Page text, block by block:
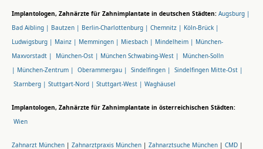
Implantologen, Zahnärzte für Zahnimplantate in deutschen Städten: Augsburg |
Bad Aibling | Bautzen | Berlin-Charlottenburg | Chemnitz | Köln-Brück |
Ludwigsburg | Mainz | Memmingen | Miesbach | Mindelheim | München-
Maxvorstadt |
München-Ost | München Schwabing-West |
München-Solln
| München-Zentrum | Oberammergau | Sindelfingen | Sindelfingen Mitte-Ost |
Starnberg | Stuttgart-Nord | Stuttgart-West | Waghäusel
Implantologen, Zahnärzte für Zahnimplantate in österreichischen Städten:
Wien
Zahnarzt München | Zahnarztpraxis München | Zahnarztsuche München | CMD |